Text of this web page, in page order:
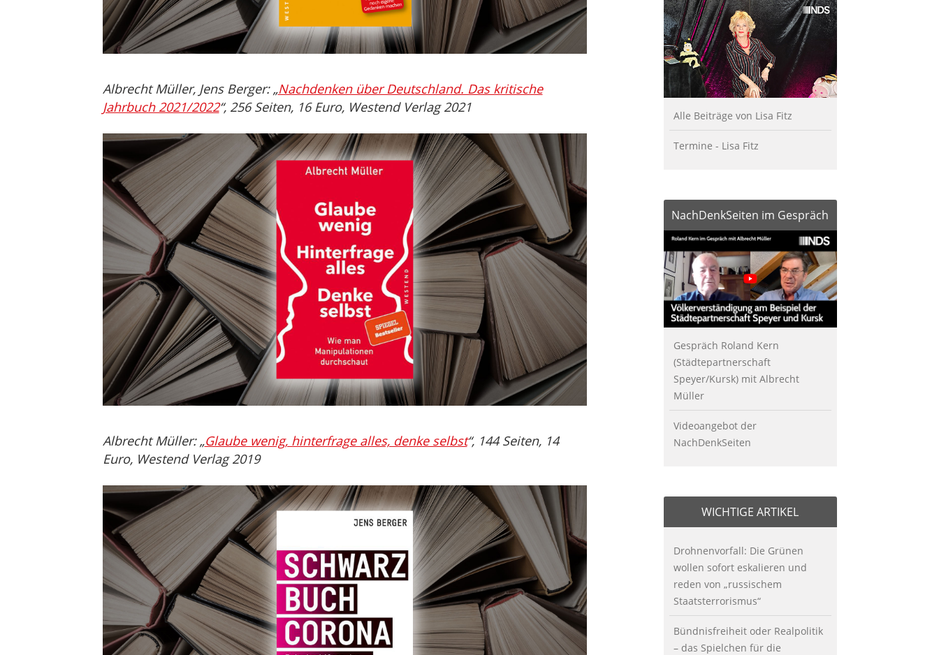
Albrecht Müller, Jens Berger: „Nachdenken über Deutschland. Das kritische
Jahrbuch 2021/2022“, 256 Seiten, 16 Euro, Westend Verlag 2021
Albrecht Müller: „Glaube wenig, hinterfrage alles, denke selbst“, 144 Seiten, 14
Euro, Westend Verlag 2019
Alle Beiträge von Lisa Fitz
Termine - Lisa Fitz
NachDenkSeiten im Gespräch
Gespräch Roland Kern
(Städtepartnerschaft
Speyer/Kursk) mit Albrecht
Müller
Videoangebot der
NachDenkSeiten
WICHTIGE ARTIKEL
Drohnenvorfall: Die Grünen
wollen sofort eskalieren und
reden von „russischem
Staatsterrorismus“
Bündnisfreiheit oder Realpolitik
– das Spielchen für die